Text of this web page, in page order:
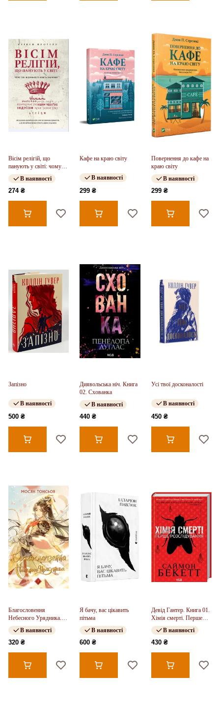
Вісім релігій, що
панують у світі: чому
їхні відмінності мають
значенняВ наявності
274 ₴
Кафе на краю світу
В наявності
299 ₴
Повернення до кафе на
краю світу
В наявності
299 ₴
Запізно
В наявності
500 ₴
Диявольська ніч. Книга
02. Схованка
В наявності
440 ₴
Усі твої досконалості
В наявності
450 ₴
Благословення
Небесного Урядника.
Том 2
В наявності
320 ₴
Я бачу, вас цікавить
пітьма
В наявності
600 ₴
Девід Гантер. Книга 01.
Хімія смерті. Перше
розслідування
В наявності
430 ₴